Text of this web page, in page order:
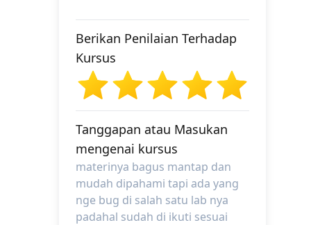
Berikan Penilaian Terhadap
Kursus
Tanggapan atau Masukan
mengenai kursus
materinya bagus mantap dan
mudah dipahami tapi ada yang
nge bug di salah satu lab nya
padahal sudah di ikuti sesuai